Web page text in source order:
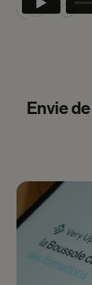
Enviede